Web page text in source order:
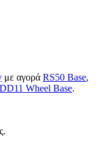
με αγορά RS50 Base,
Wheel Base.